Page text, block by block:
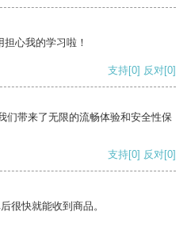
心我的学习啦！
支持[0] 反对[0]
们带来了无限的流畅体验和安全性保
支持[0] 反对[0]
很快就能收到商品。